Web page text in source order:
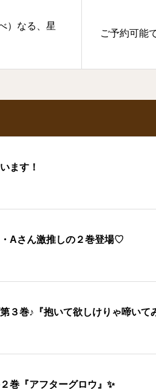
）なる、星
ご予約可能
ます！
・Aさん激推しの２巻登場♡
３巻♪『抱いて欲しけりゃ啼いて
巻『アフターグロウ』✨